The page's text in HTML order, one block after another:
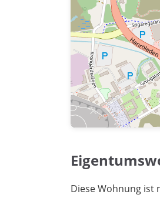
Diese Wohnung ist